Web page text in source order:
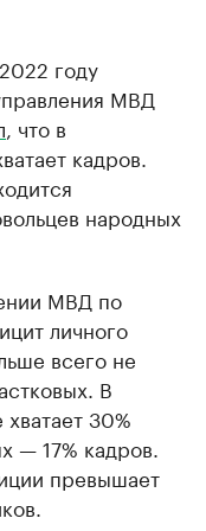
году
МВД
, что в
кадров.
народных
МВД по
личного
всего не
В
30%
— 17% кадров.
превышает